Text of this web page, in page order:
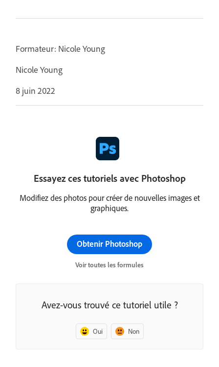
Formateur: Nicole Young
Nicole Young
8 juin 2022
Essayez ces tutoriels avec Photoshop
Modifiez des photos pour créer de nouvelles images et
graphiques.
Obtenir Photoshop
Voir toutes les formules
Avez-vous trouvé ce tutoriel utile ?
Oui Non